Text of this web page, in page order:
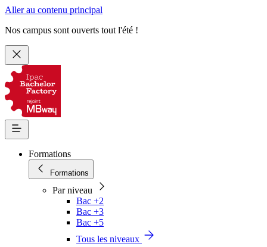
Aller au contenu principal
Nos campus sont ouverts tout l'été !
Formations
Formations
Par niveau
Bac +2
Bac +3
Bac +5
Tous les niveaux